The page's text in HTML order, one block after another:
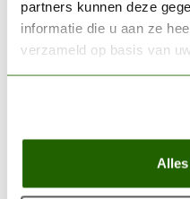
partners kunnen deze
informatie die u aan ze
verzameld op basis van
Op voorraad
AK
Niet op